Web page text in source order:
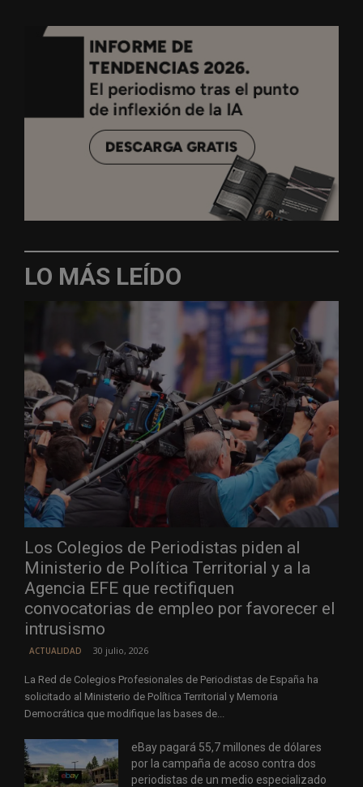
LO MÁS LEÍDO
Los Colegios de Periodistas piden al
Ministerio de Política Territorial y a la
Agencia EFE que rectifiquen
convocatorias de empleo por favorecer el
intrusismo
ACTUALIDAD 30 julio, 2026
La Red de Colegios Profesionales de Periodistas de España ha
solicitado al Ministerio de Política Territorial y Memoria
Democrática que modifique las bases de...
eBay pagará 55,7 millones de dólares
por la campaña de acoso contra dos
periodistas de un medio especializado